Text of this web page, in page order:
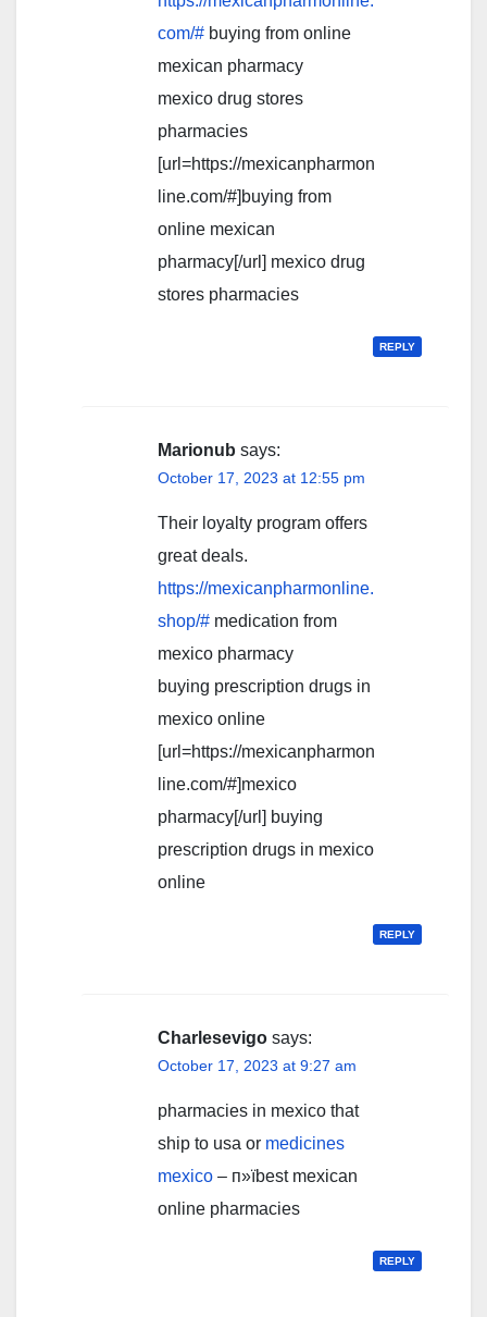
com/# buying from online
mexican pharmacy
mexico drug stores
pharmacies
[url=https://mexicanpharmon
line.com/#]buying from
online mexican
pharmacy[/url] mexico drug
stores pharmacies
REPLY
Marionub says:
October 17, 2023 at 12:55 pm
Their loyalty program offers
great deals.
https://mexicanpharmonline.
shop/# medication from
mexico pharmacy
buying prescription drugs in
mexico online
[url=https://mexicanpharmon
line.com/#]mexico
pharmacy[/url] buying
prescription drugs in mexico
online
REPLY
Charlesevigo says:
October 17, 2023 at 9:27 am
pharmacies in mexico that
ship to usa or medicines
mexico – п»їbest mexican
online pharmacies
REPLY